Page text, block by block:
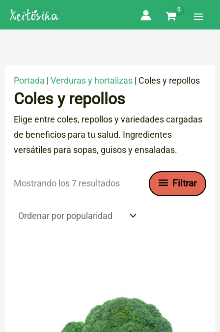
Portada | Verduras y hortalizas| Coles y repollos
Coles y repollos
Elige entre coles, repollos y variedades cargadas
de beneficios para tu salud. Ingredientes
versátiles para sopas, guisos y ensaladas.
Mostrando los 7 resultadosOrdenado
Filtrar